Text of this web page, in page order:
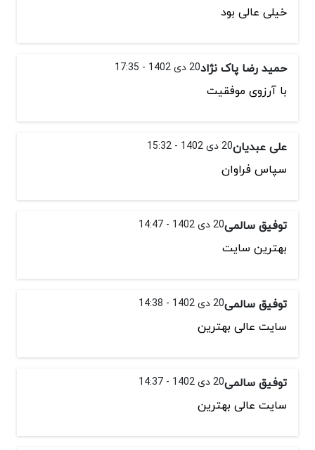
خیلی عالی بود
حمید رضا پاک نژاد20 دی 1402 - 17:35
با آرزوی موفقیت
علی عبدیان20 دی 1402 - 15:32
سپاس فراوان
توفیق سالمی20 دی 1402 - 14:47
بهترین سایت
توفیق سالمی20 دی 1402 - 14:38
سایت عالی بهترین
توفیق سالمی20 دی 1402 - 14:37
سایت عالی بهترین